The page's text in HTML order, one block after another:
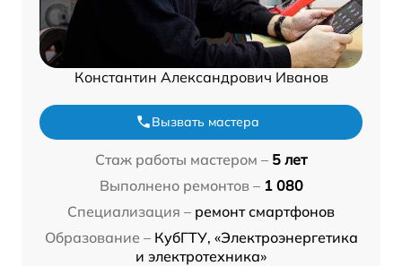
Константин Александрович Иванов
Вызвать мастера
Стаж работы мастером – 5 лет
Выполнено ремонтов – 1 080
Специализация – ремонт смартфонов
Образование – КубГТУ, «Электроэнергетика
и электротехника»